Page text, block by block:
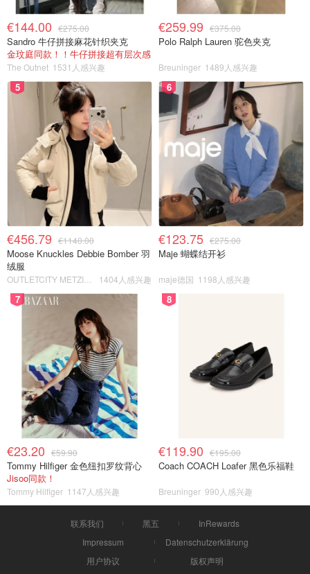
€144.00 €275.00
Sandro 牛仔拼接麻花针织夹克
金玟庭同款！！牛仔拼接超有层次感
The Outnet 1531人感兴趣
€259.99 €375.00
Polo Ralph Lauren 驼色夹克
Breuninger 1489人感兴趣
5
€456.79 €1140.00
Moose Knuckles Debbie Bomber 羽
绒服
1404人感兴趣
6
€123.75 €275.00
Maje 蝴蝶结开衫
maje德国 1198人感兴趣
7
€23.20 €59.90
Tommy Hilfiger 金色纽扣罗纹背心
Jisoo同款！
Tommy Hilfiger 1147人感兴趣
8
€119.90 €195.00
Coach COACH Loafer 黑色乐福鞋
Breuninger 990人感兴趣
联系我们 黑五
InRewards
Impressum
Datenschutzerklärung
用户协议
版权声明